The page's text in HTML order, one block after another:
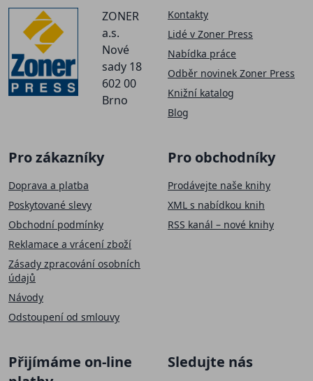
ZONER
a.s.
Nové
sady 18
602 00
Brno
Kontakty
Lidé v Zoner Press
Nabídka práce
Odběr novinek Zoner Press
Knižní katalog
Blog
Pro zákazníky
Doprava a platba
Poskytované slevy
Obchodní podmínky
Reklamace a vrácení zboží
Zásady zpracování osobních
údajů
Návody
Odstoupení od smlouvy
Pro obchodníky
Prodávejte naše knihy
XML s nabídkou knih
RSS kanál – nové knihy
Přijímáme on-line
Sledujte nás